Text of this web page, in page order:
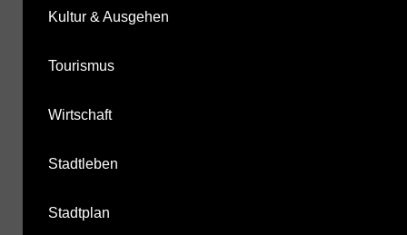
Kultur & Ausgehen
Tourismus
Wirtschaft
Stadtleben
Stadtplan